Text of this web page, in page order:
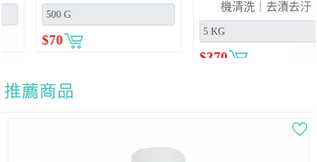
機清洗｜去漬去汙